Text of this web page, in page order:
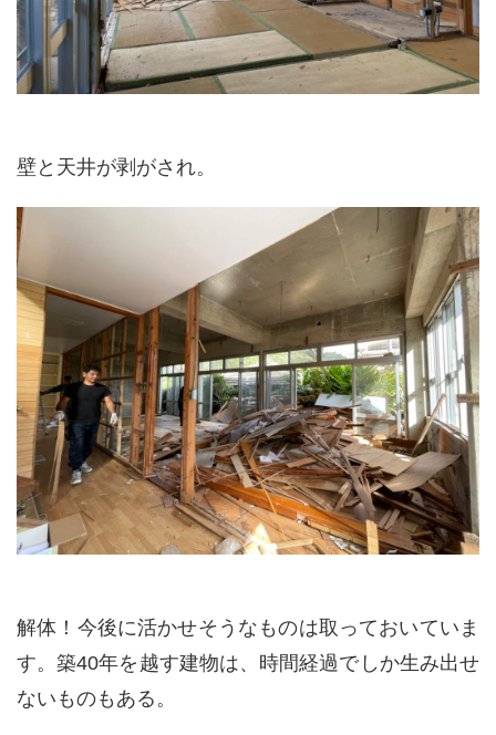
壁と天井が剥がされ。
解体！今後に活かせそうなものは取っておいていま
す。築40年を越す建物は、時間経過でしか生み出せ
ないものもある。